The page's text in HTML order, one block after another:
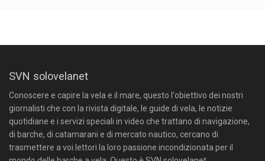
SVN solovelanet
Conoscere e capire la vela e il mare, questo l'obiettivo dei nostri
giornalisti che con la rivista digitale, le guide di vela, le notizie
quotidiane e i servizi speciali in video che trattano di navigazione,
di barche, di catamarani e di mercato nautico, cercano di
trasmettere a voi lettori la loro passione incondizionata per il